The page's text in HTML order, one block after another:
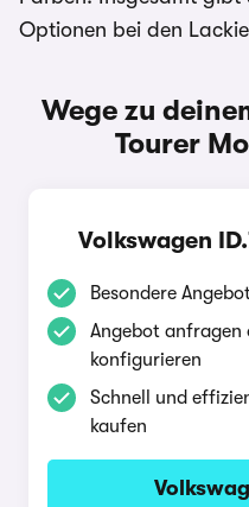
Optionen bei den
Wege zu
Tourer
Volkswagen
Besondere
Angebot anfragen
konfigurieren
Schnell und
kaufen